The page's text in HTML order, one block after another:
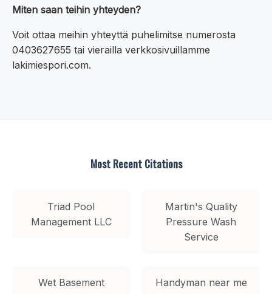
Miten saan teihin yhteyden?
Voit ottaa meihin yhteyttä puhelimitse numerosta
0403627655 tai vierailla verkkosivuillamme
lakimiespori.com.
Most Recent Citations
Triad Pool
Management LLC
Martin's Quality
Pressure Wash
Service
Wet Basement
Handyman near me